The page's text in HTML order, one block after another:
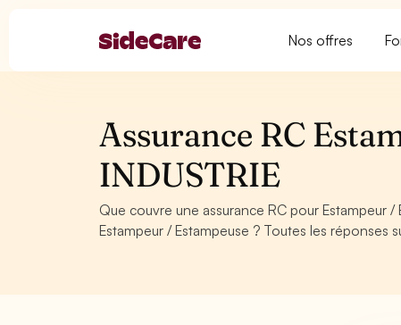
Nos offres
Assurance RC
INDUSTRIE
Que couvre une assurance RC pour Estampeur
Estampeur / Estampeuse ? Toutes les réponses